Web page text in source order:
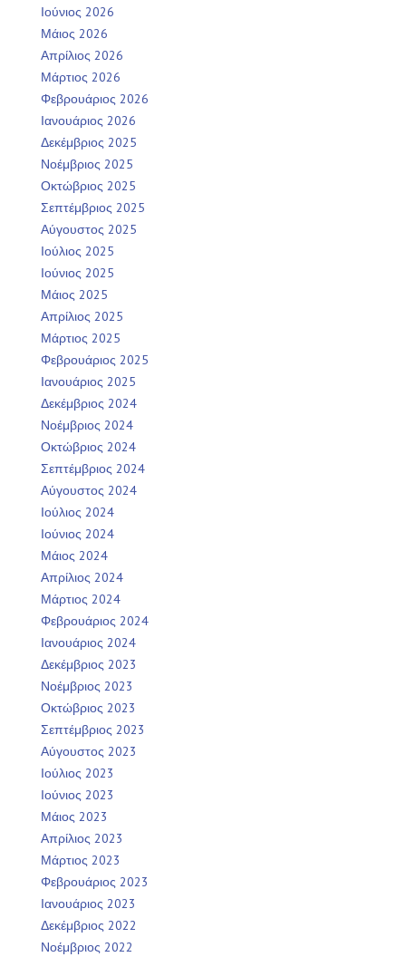
Ιούνιος 2026
Μάιος 2026
Απρίλιος 2026
Μάρτιος 2026
Φεβρουάριος 2026
Ιανουάριος 2026
Δεκέμβριος 2025
Νοέμβριος 2025
Οκτώβριος 2025
Σεπτέμβριος 2025
Αύγουστος 2025
Ιούλιος 2025
Ιούνιος 2025
Μάιος 2025
Απρίλιος 2025
Μάρτιος 2025
Φεβρουάριος 2025
Ιανουάριος 2025
Δεκέμβριος 2024
Νοέμβριος 2024
Οκτώβριος 2024
Σεπτέμβριος 2024
Αύγουστος 2024
Ιούλιος 2024
Ιούνιος 2024
Μάιος 2024
Απρίλιος 2024
Μάρτιος 2024
Φεβρουάριος 2024
Ιανουάριος 2024
Δεκέμβριος 2023
Νοέμβριος 2023
Οκτώβριος 2023
Σεπτέμβριος 2023
Αύγουστος 2023
Ιούλιος 2023
Ιούνιος 2023
Μάιος 2023
Απρίλιος 2023
Μάρτιος 2023
Φεβρουάριος 2023
Ιανουάριος 2023
Δεκέμβριος 2022
Νοέμβριος 2022